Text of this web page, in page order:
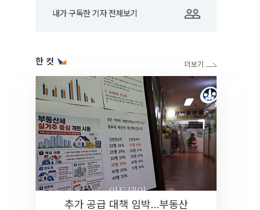
내가 구독한 기자 전체보기
한 컷
추가 공급 대책 임박…부동산